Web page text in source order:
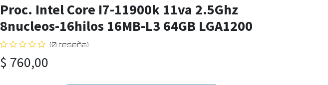
Proc. Intel Core I7-11900k 11va 2.5Ghz
8nucleos-16hilos 16MB-L3 64GB LGA1200
(0 reseña)
$ 760,00